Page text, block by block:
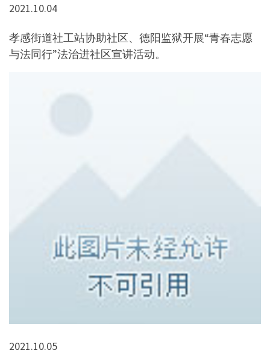
2021.10.04
孝感街道社工站协助社区、德阳监狱开展“青春志愿
与法同行”法治进社区宣讲活动。
2021.10.05